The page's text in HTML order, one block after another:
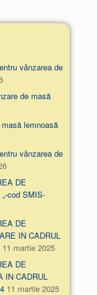
vânzarea de
de masă
lemnoasă
vânzarea de
DE
cod SMIS-
DE
IN CADRUL
11 martie 2025
DE
IN CADRUL
11 martie 2025